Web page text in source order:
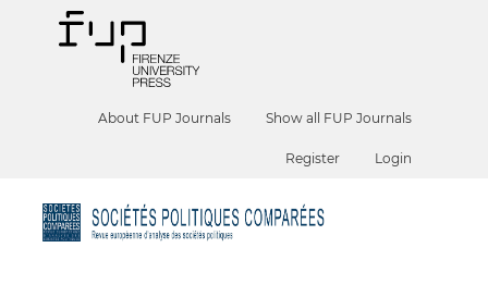
About FUP Journals Show all FUP Journals
Register Login